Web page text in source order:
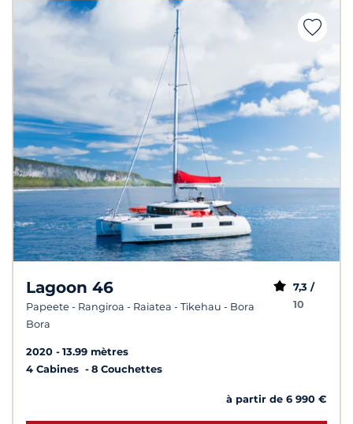
Lagoon 46
Papeete - Rangiroa - Raiatea - Tikehau - Bora
Bora
7,3 /
10
2020
13.99 mètres
4 Cabines
8 Couchettes
à partir de 6 990 €